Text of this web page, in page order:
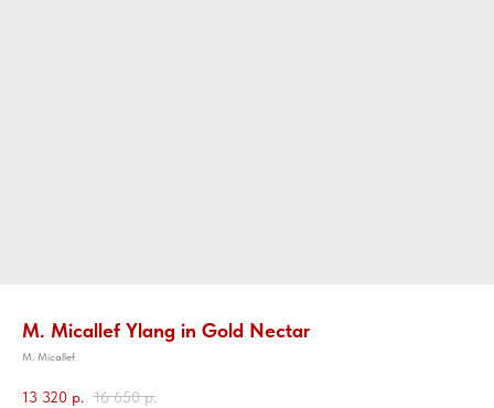
M. Micallef Ylang in Gold Nectar
M. Micallef
13 320 р. 16 650 р.